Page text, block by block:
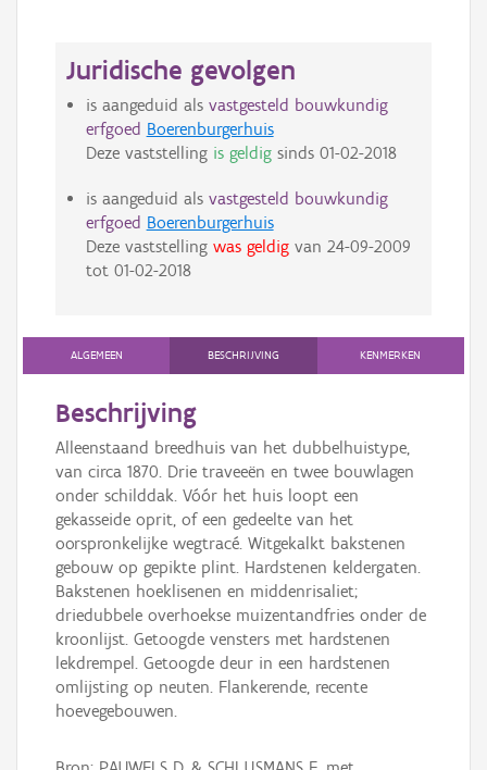
Juridische gevolgen
is aangeduid als vastgesteld bouwkundig
erfgoed Boerenburgerhuis
Deze vaststelling is geldigsinds 01-02-2018
is aangeduid als vastgesteld bouwkundig
erfgoed Boerenburgerhuis
Deze vaststelling was geldigvan 24-09-2009
tot 01-02-2018
ALGEMEEN BESCHRIJVING KENMERKEN
Beschrijving
Alleenstaand breedhuis van het dubbelhuistype,
van circa 1870. Drie traveeën en twee bouwlagen
onder schilddak. Vóór het huis loopt een
gekasseide oprit, of een gedeelte van het
oorspronkelijke wegtracé. Witgekalkt bakstenen
gebouw op gepikte plint. Hardstenen keldergaten.
Bakstenen hoeklisenen en middenrisaliet;
driedubbele overhoekse muizentandfries onder de
kroonlijst. Getoogde vensters met hardstenen
lekdrempel. Getoogde deur in een hardstenen
omlijsting op neuten. Flankerende, recente
hoevegebouwen.